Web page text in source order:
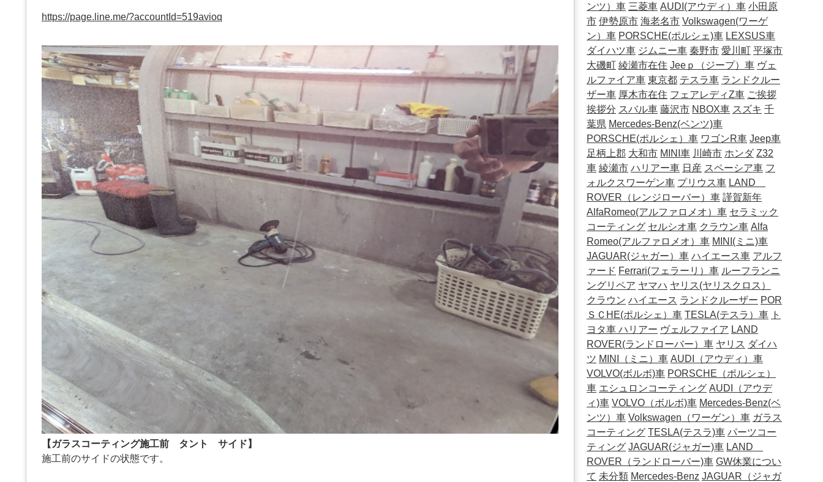
https://page.line.me/?accountId=519avioq
【ガラスコーティング施工前 タント サイド】
施工前のサイドの状態です。
ンツ）車 三菱車 AUDI(アウディ）車 小田原
市 伊勢原市 海老名市 Volkswagen(ワーゲ
ン）車 PORSCHE(ポルシェ)車 LEXSUS車
ダイハツ車 ジムニー車 秦野市 愛川町 平塚市
大磯町 綾瀬市在住 Jeeｐ（ジープ）車 ヴェ
ルファイア車 東京都 テスラ車 ランドクルー
ザー車 厚木市在住 フェアレディZ車 ご挨拶
挨拶分 スバル車 藤沢市 NBOX車 スズキ 千
葉県 Mercedes-Benz(ベンツ)車
PORSCHE(ポルシェ）車 ワゴンR車 Jeep車
足柄上郡 大和市 MINI車 川崎市 ホンダ Z32
車 綾瀬市 ハリアー車 日産 スペーシア車 フ
ォルクスワーゲン車 プリウス車 LAND
ROVER（レンジローバー）車 謹賀新年
AlfaRomeo(アルファロメオ）車 セラミック
コーティング セルシオ車 クラウン車 Alfa
Romeo(アルファロメオ）車 MINI(ミニ)車
JAGUAR(ジャガー）車 ハイエース車 アルフ
ァード Ferrari(フェラーリ）車 ルーフランニ
ングリペア ヤマハ ヤリス(ヤリスクロス）
クラウン ハイエース ランドクルーザー POR
ＳＣHE(ポルシェ）車 TESLA(テスラ）車 ト
ヨタ車 ハリアー ヴェルファイア LAND
ROVER(ランドローバー）車 ヤリス ダイハ
ツ MINI（ミニ）車 AUDI（アウディ）車
VOLVO(ボルボ)車 PORSCHE（ポルシェ）
車 エシュロンコーティング AUDI（アウデ
ィ)車 VOLVO（ボルボ)車 Mercedes-Benz(ベ
ンツ）車 Volkswagen（ワーゲン）車 ガラス
コーティング TESLA(テスラ)車 パーツコー
ティング JAGUAR(ジャガー)車 LAND
ROVER（ランドローバー)車 GW休業につい
て 未分類 Mercedes-Benz JAGUAR（ジャガ